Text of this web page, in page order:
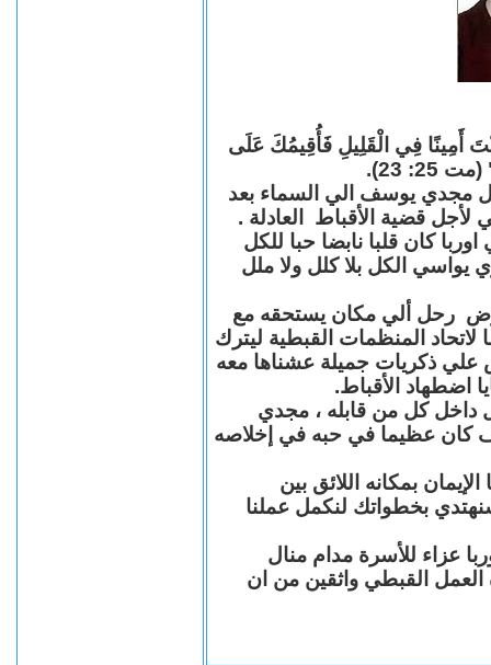
أَمِينًا فِي الْقَلِيلِ فَأُقِيمُكَ عَلَى
23).
مجدي يوسف الي السماء بعد
قضية الأقباط العادلة .
كان قلبا نابضا حبا للكل
يواسي الكل بلا كلل ولا ملل
رحل ألي مكان يستحقه مع
المنظمات القبطية ليترك
علي ذكريات جميلة عشناها معه
اضطهاد الأقباط.
داخل كل من قابله ، مجدي
عظيما في حبه في إخلاصه
بمكانه اللائق بين
بخطواتك لنكمل عملنا
عزاء للأسرة مدام منال
العمل القبطي واثقين من ان